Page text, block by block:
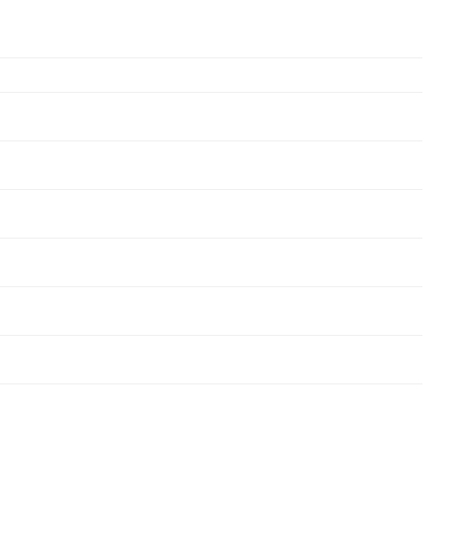
Telias när garanterar en väldigt bra täckning i större delen av Sverige.
bli kund till Telness.
blev deras erbjudande publikt och alla svenska företag fick
begränsad till vardagar 8-22 och helger mellan 9-22.